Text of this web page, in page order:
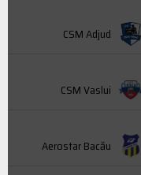
CSM Adjud
CSM Vaslui
Aerostar Bacău